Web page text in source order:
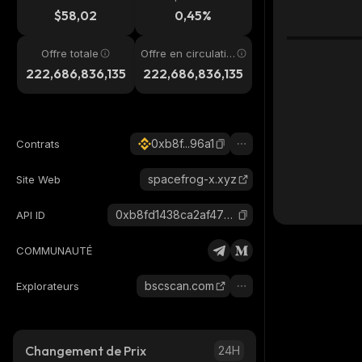
$58,02 0,45%
Offre totale
222,686,836,135
Offre en circulatio
n222,686,836,135
Contrats 0xb8f...96a1
Site Web spacefrog-x.xyz
API ID 0xb8fd1438ca2af47b940fff34d13cf58c64ac96a1_binance_smart
COMMUNAUTÉ
Explorateurs bscscan.com
Changement de Prix 24H